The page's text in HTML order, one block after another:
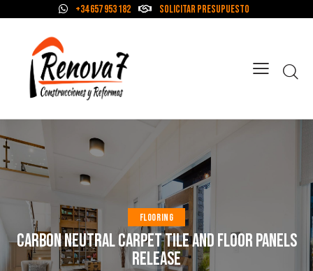
+34 657 953 182 Solicitar Presupuesto
FLOORING
CARBON NEUTRAL CARPET TILE AND FLOOR PANELS
RELEASE